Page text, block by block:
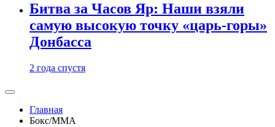
Битва за Часов Яр: Наши взяли
самую высокую точку «царь-горы»
Донбасса
2 года спустя
Главная
Бокс/MMA